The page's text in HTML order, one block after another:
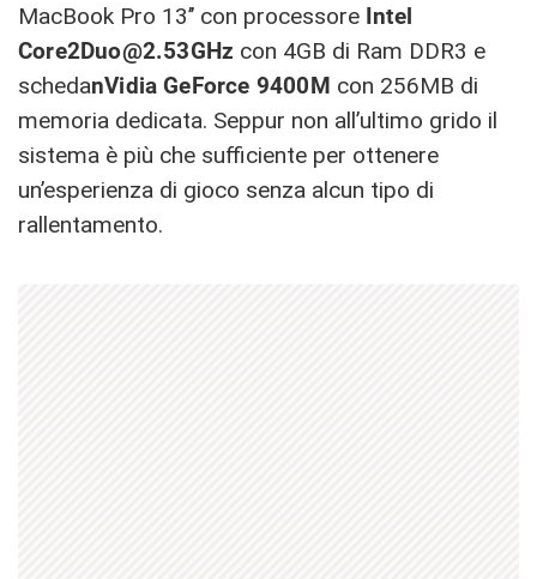
MacBook Pro 13’’ con processore Intel
Core2Duo@2.53GHz con 4GB di Ram DDR3 e
schedanVidia GeForce 9400M con 256MB di
memoria dedicata. Seppur non all’ultimo grido il
sistema è più che sufficiente per ottenere
un’esperienza di gioco senza alcun tipo di
rallentamento.